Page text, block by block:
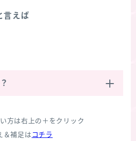
言えば
方は右上の＋をクリック
＆補足は コチラ